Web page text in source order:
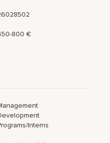
800 €
Interns